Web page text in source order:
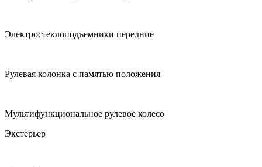
Электростеклоподъемники передние
Рулевая колонка с памятью положения
Мультифункциональное рулевое колесо
Экстерьер